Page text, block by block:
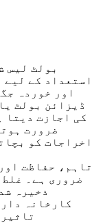
بولٹ لیس
استعداد کے
اور خوردہ
ڈیزائن بولٹ
کی اجازت دیتا
ضرورت
اخراجات کو
تاہم، حفاظت
ضروری ہے۔
ذخیرہ
کارخانہ